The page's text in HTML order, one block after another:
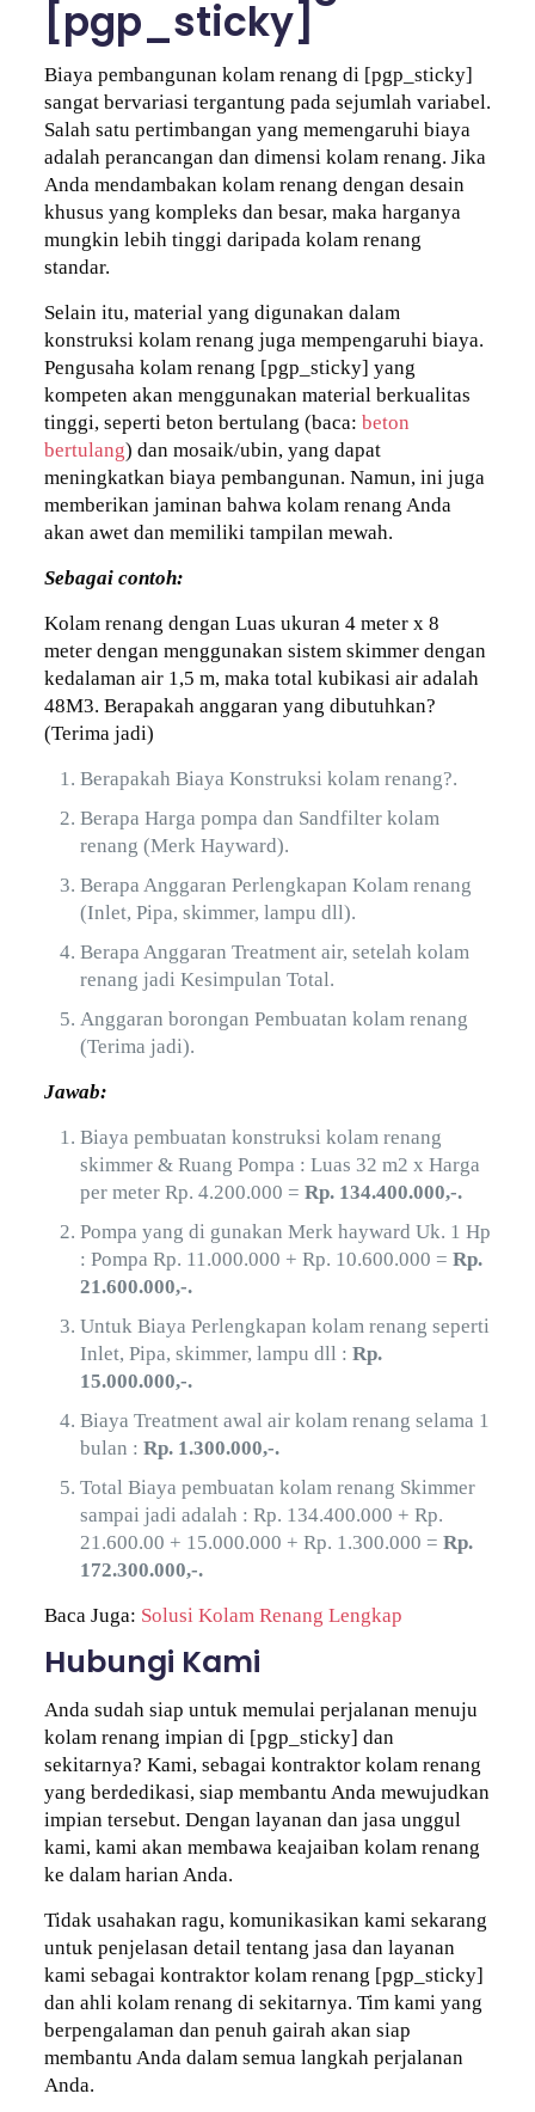
[pgp_sticky]
Biaya pembangunan kolam renang di [pgp_sticky]
sangat bervariasi tergantung pada sejumlah variabel.
Salah satu pertimbangan yang memengaruhi biaya
adalah perancangan dan dimensi kolam renang. Jika
Anda mendambakan kolam renang dengan desain
khusus yang kompleks dan besar, maka harganya
mungkin lebih tinggi daripada kolam renang
standar.
Selain itu, material yang digunakan dalam
konstruksi kolam renang juga mempengaruhi biaya.
Pengusaha kolam renang [pgp_sticky] yang
kompeten akan menggunakan material berkualitas
tinggi, seperti beton bertulang (baca: beton
bertulang) dan mosaik/ubin, yang dapat
meningkatkan biaya pembangunan. Namun, ini juga
memberikan jaminan bahwa kolam renang Anda
akan awet dan memiliki tampilan mewah.
Sebagai contoh:
Kolam renang dengan Luas ukuran 4 meter x 8
meter dengan menggunakan sistem skimmer dengan
kedalaman air 1,5 m, maka total kubikasi air adalah
48M3. Berapakah anggaran yang dibutuhkan?
(Terima jadi)
Berapakah Biaya Konstruksi kolam renang?.
Berapa Harga pompa dan Sandfilter kolam
renang (Merk Hayward).
Berapa Anggaran Perlengkapan Kolam renang
(Inlet, Pipa, skimmer, lampu dll).
Berapa Anggaran Treatment air, setelah kolam
renang jadi Kesimpulan Total.
Anggaran borongan Pembuatan kolam renang
(Terima jadi).
Jawab:
Biaya pembuatan konstruksi kolam renang
skimmer & Ruang Pompa : Luas 32 m2 x Harga
per meter Rp. 4.200.000 = Rp. 134.400.000,-.
Pompa yang di gunakan Merk hayward Uk. 1 Hp
: Pompa Rp. 11.000.000 + Rp. 10.600.000 = Rp.
21.600.000,-.
Untuk Biaya Perlengkapan kolam renang seperti
Inlet, Pipa, skimmer, lampu dll : Rp.
15.000.000,-.
Biaya Treatment awal air kolam renang selama 1
bulan : Rp. 1.300.000,-.
Total Biaya pembuatan kolam renang Skimmer
sampai jadi adalah : Rp. 134.400.000 + Rp.
21.600.00 + 15.000.000 + Rp. 1.300.000 = Rp.
172.300.000,-.
Baca Juga: Solusi Kolam Renang Lengkap
Hubungi Kami
Anda sudah siap untuk memulai perjalanan menuju
kolam renang impian di [pgp_sticky] dan
sekitarnya? Kami, sebagai kontraktor kolam renang
yang berdedikasi, siap membantu Anda mewujudkan
impian tersebut. Dengan layanan dan jasa unggul
kami, kami akan membawa keajaiban kolam renang
ke dalam harian Anda.
Tidak usahakan ragu, komunikasikan kami sekarang
untuk penjelasan detail tentang jasa dan layanan
kami sebagai kontraktor kolam renang [pgp_sticky]
dan ahli kolam renang di sekitarnya. Tim kami yang
berpengalaman dan penuh gairah akan siap
membantu Anda dalam semua langkah perjalanan
Anda.